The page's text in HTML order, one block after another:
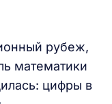
рубеж,
математики
цифры в